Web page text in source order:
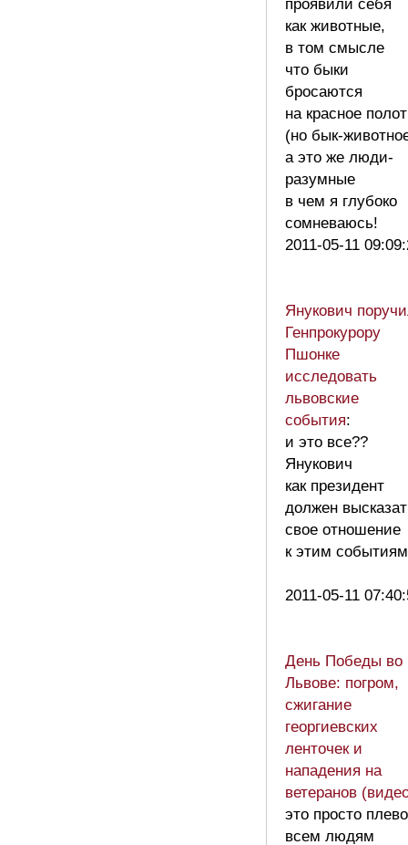
проявили себя
как животные,
в том смысле
что быки
бросаются
на красное
(но бык-
а это же люди-
разумные
в чем я глубоко
сомневаюсь!
2011-05-11
Янукович
Генпрокурору
Пшонке
исследовать
львовские
события:
и это все??
Янукович
как президент
должен
свое отношение
к этим
2011-05-11
День Победы во
Львове: погром,
сжигание
георгиевских
ленточек и
нападения на
ветеранов
это просто
всем людям